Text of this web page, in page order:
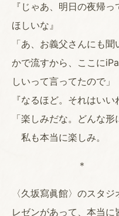
『じゃあ、明日の夜帰
ほしいな』
「あ、お義父さんにも
かで流すから、ここに
しいって言ってたので」
『なるほど。それはいい
「楽しみだな。どんな形
私も本当に楽しみ。
＊
〈久坂寫眞館〉のスタ
レゼンがあって、本当